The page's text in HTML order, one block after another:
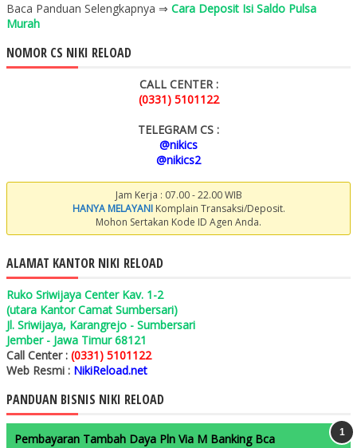
Baca Panduan Selengkapnya ⇒ Cara Deposit Isi Saldo Pulsa
Murah
NOMOR CS NIKI RELOAD
CALL CENTER :
(0331) 5101122
TELEGRAM CS :
@nikics
@nikics2
Jam Kerja : 07.00 - 22.00 WIB
HANYA MELAYANIKomplain Transaksi/Deposit.
Mohon Sertakan Kode ID Agen Anda.
ALAMAT KANTOR NIKI RELOAD
Ruko Sriwijaya Center Kav. 1-2
(utara Kantor Camat Sumbersari)
Jl. Sriwijaya, Karangrejo - Sumbersari
Jember - Jawa Timur 68121
Call Center : (0331) 5101122
Web Resmi : NikiReload.net
PANDUAN BISNIS NIKI RELOAD
Pembayaran Tambah Daya Pln Via M Banking Bca